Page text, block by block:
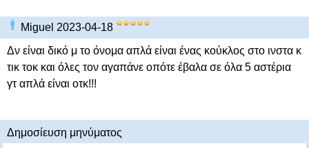
Miguel 2023-04-18
Δν είναι δικό μ το όνομα απλά είναι ένας κούκλος στο ινστα κ
τικ τοκ και όλες τον αγαπάνε οπότε έβαλα σε όλα 5 αστέρια
γτ απλά είναι οτκ!!!
Δημοσίευση μηνύματος